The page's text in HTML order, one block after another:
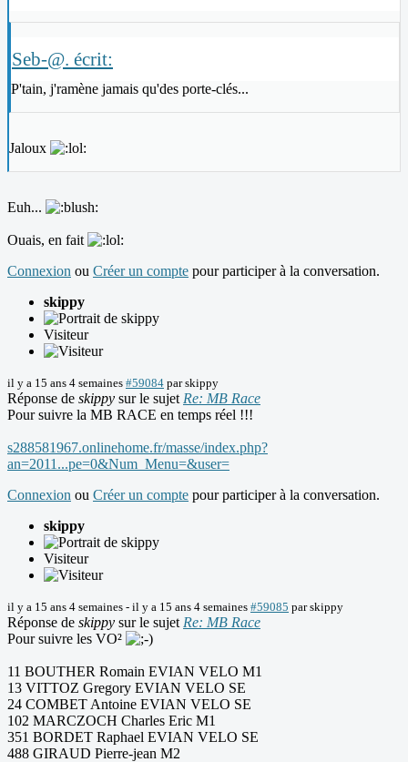
Seb-@. écrit:
P'tain, j'ramène jamais qu'des porte-clés...
Jaloux
Euh...
Ouais, en fait
Connexion ou Créer un compte pour participer à la conversation.
skippy
Visiteur
il y a 15 ans 4 semaines #59084 parskippy
Réponse de skippy sur le sujet Re: MB Race
Pour suivre la MB RACE en temps réel !!!
s288581967.onlinehome.fr/masse/index.php?
an=2011...pe=0&Num_Menu=&user=
Connexion ou Créer un compte pour participer à la conversation.
skippy
Visiteur
il y a 15 ans 4 semaines - il y a 15 ans 4 semaines #59085 parskippy
Réponse de skippy sur le sujet Re: MB Race
Pour suivre les VO²
11 BOUTHER Romain EVIAN VELO M1
13 VITTOZ Gregory EVIAN VELO SE
24 COMBET Antoine EVIAN VELO SE
102 MARCZOCH Charles Eric M1
351 BORDET Raphael EVIAN VELO SE
488 GIRAUD Pierre-jean M2